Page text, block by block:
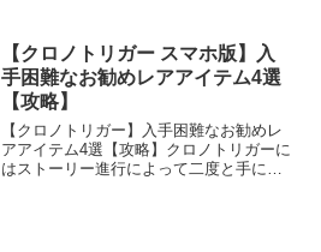
ス戦や雑魚戦で役立つ技を厳選し、それ
ぞれの特徴やおすすめの...
【クロノトリガー スマホ版】入
手困難なお勧めレアアイテム4選
【攻略】
【クロノトリガー】入手困難なお勧めレ
アアイテム4選【攻略】クロノトリガーに
はストーリー進行によって二度と手に入